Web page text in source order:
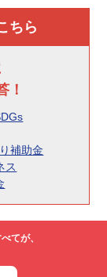
ちら
！
補助金
ス
てが、